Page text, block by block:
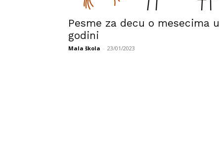
Pesme za decu o mesecima u
godini
Mala škola - 23/01/2023